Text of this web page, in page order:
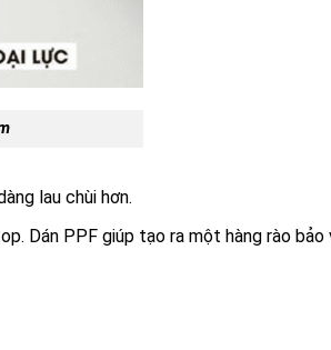
lau chùi hơn.
Dán PPF giúp tạo ra một hàng rào bảo